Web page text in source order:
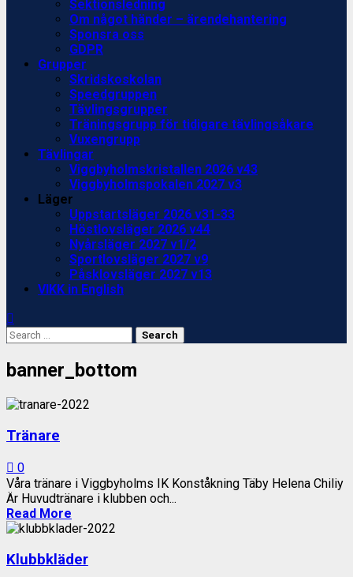
Sektionsledning
Om något händer – ärendehantering
Sponsra oss
GDPR
Grupper
Skridskoskolan
Speedgruppen
Tävlingsgrupper
Träningsgrupp för tidigare tävlingsåkare
Vuxengrupp
Tävlingar
Viggbyholmskristallen 2026 v43
Viggbyholmspokalen 2027 v3
Läger
Uppstartsläger 2026 v31-33
Höstlovsläger 2026 v44
Nyårsläger 2027 v1/2
Sportlovsläger 2027 v9
Påsklovsläger 2027 v13
VIKK in English
Search
for:
banner_bottom
Tränare
0
Våra tränare i Viggbyholms IK Konståkning Täby Helena Chiliy
Är Huvudtränare i klubben och...
Read More
Klubbkläder